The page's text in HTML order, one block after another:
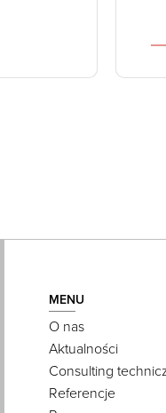
MENU
O nas
Aktualności
Consulting
Referencje